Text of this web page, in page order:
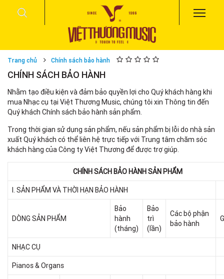
Trang chủ Chính sách bảo hành
CHÍNH SÁCH BẢO HÀNH
Nhằm tạo điều kiện và đảm bảo quyền lợi cho Quý khách hàng khi
mua Nhạc cụ tại Việt Thương Music, chúng tôi xin Thông tin đến
Quý khách Chính sách bảo hành sản phẩm.
Trong thời gian sử dụng sản phẩm, nếu sản phẩm bị lỗi do nhà sản
xuất Quý khách có thể liên hệ trực tiếp với Trung tâm chăm sóc
khách hàng của Công ty Việt Thương để được trợ giúp.
CHÍNH SÁCH BẢO HÀNH SẢN PHẨM
I. SẢN PHẨM VÀ THỜI HẠN BẢO HÀNH
DÒNG SẢN PHẨM
Bảo
hành
(tháng)
Bảo
trì
(lần)
Các bộ phận
bảo hành
NHẠC CỤ
Pianos & Organs